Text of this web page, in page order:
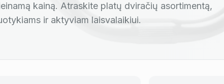
kainą. Atraskite platų dviračių asortimentą,
ir aktyviam laisvalaikiui.